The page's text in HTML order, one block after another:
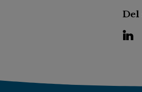
Del